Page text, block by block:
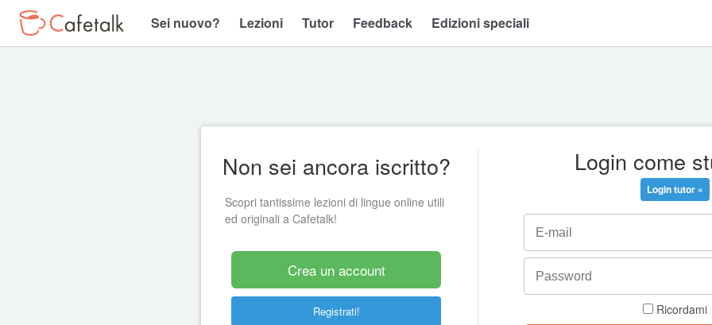
Sei nuovo? Lezioni Tutor Feedback Edizioni speciali
Login come
Login tutor »
Ricordami
Non sei ancora iscritto?
Scopri tantissime lezioni di lingue online utili
ed originali a Cafetalk!
Crea un account
Registrati!